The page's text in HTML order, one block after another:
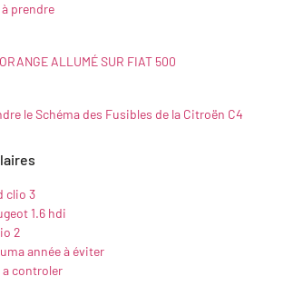
prendre
ALLUMÉ SUR FIAT 500
le Schéma des Fusibles de la Citroën C4
clio 3
1.6 hdi
2
année à éviter
controler